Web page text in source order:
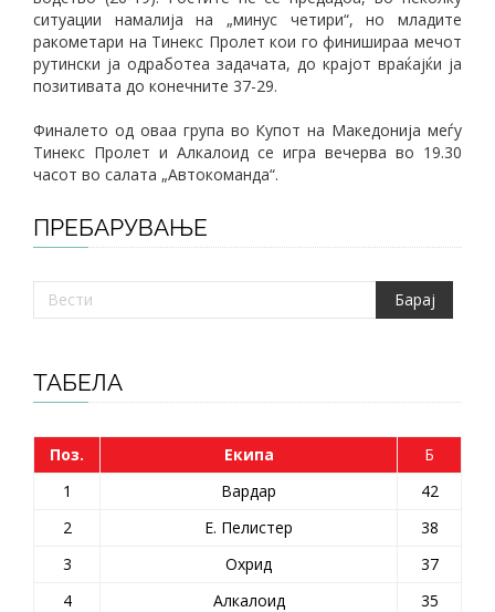
ситуации намалија на „минус четири“, но младите
ракометари на Тинекс Пролет кои го финишираа мечот
рутински ја одработеа задачата, до крајот враќајќи ја
позитивата до конечните 37-29.
Финалето од оваа група во Купот на Македонија меѓу
Тинекс Пролет и Алкалоид се игра вечерва во 19.30
часот во салата „Автокоманда“.
ПРЕБАРУВАЊЕ
ТАБЕЛА
Поз. Екипа
Б
1
Вардар
42
2
Е. Пелистер
38
3
Охрид
37
4
Алкалоид
35